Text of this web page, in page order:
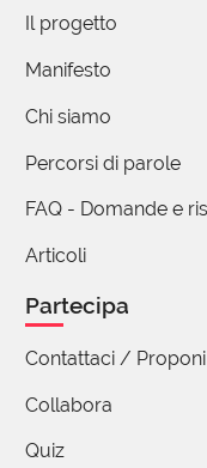
come si può
ancora sulla
Pier
Stamane
autori portano
delle parole. Mi
tanti anni
usiamo tutti i
lavorano altre
Il progetto
Manifesto
Chi siamo
Percorsi di parole
FAQ - Domande e
Articoli
Partecipa
Contattaci / Proponi
Collabora
Quiz